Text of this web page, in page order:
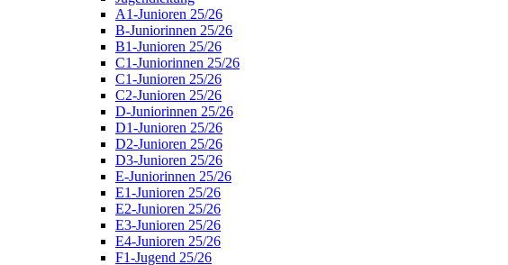
A1-Junioren 25/26
B-Juniorinnen 25/26
B1-Junioren 25/26
C1-Juniorinnen 25/26
C1-Junioren 25/26
C2-Junioren 25/26
D-Juniorinnen 25/26
D1-Junioren 25/26
D2-Junioren 25/26
D3-Junioren 25/26
E-Juniorinnen 25/26
E1-Junioren 25/26
E2-Junioren 25/26
E3-Junioren 25/26
E4-Junioren 25/26
F1-Jugend 25/26